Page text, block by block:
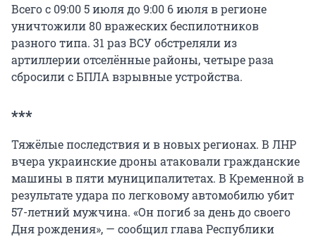
Всего с 09:00 5 июля до 9:00 6 июля в регионе
уничтожили 80 вражеских беспилотников
разного типа. 31 раз ВСУ обстреляли из
артиллерии отселённые районы, четыре раза
сбросили с БПЛА взрывные устройства.
***
Тяжёлые последствия и в новых регионах. В ЛНР
вчера украинские дроны атаковали гражданские
машины в пяти муниципалитетах. В Кременной в
результате удара по легковому автомобилю убит
57-летний мужчина. «Он погиб за день до своего
Дня рождения», — сообщил глава Республики